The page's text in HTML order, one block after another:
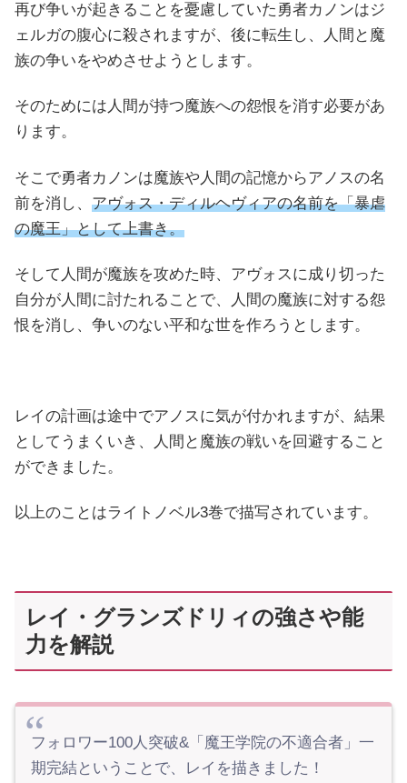
再び争いが起きることを憂慮していた勇者カノンはジ
ェルガの腹心に殺されますが、後に転生し、人間と魔
族の争いをやめさせようとします。
そのためには人間が持つ魔族への怨恨を消す必要があ
ります。
そこで勇者カノンは魔族や人間の記憶からアノスの名
前を消し、 アヴォス・ディルヘヴィアの名前を「暴虐
の魔王」として上書き。
そして人間が魔族を攻めた時、アヴォスに成り切った
自分が人間に討たれることで、人間の魔族に対する怨
恨を消し、争いのない平和な世を作ろうとします。
レイの計画は途中でアノスに気が付かれますが、結果
としてうまくいき、人間と魔族の戦いを回避すること
ができました。
以上のことはライトノベル3巻で描写されています。
レイ・グランズドリィの強さや能
力を解説
フォロワー100人突破&「魔王学院の不適合者」一
期完結ということで、レイを描きました！